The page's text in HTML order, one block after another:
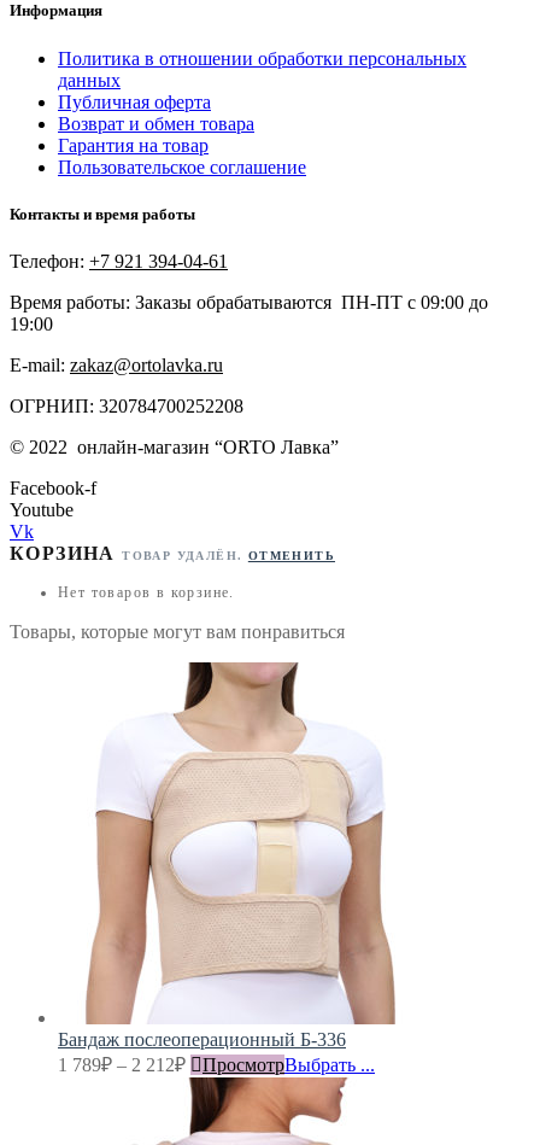
Информация
Политика в отношении обработки персональных
данных
Публичная оферта
Возврат и обмен товара
Гарантия на товар
Пользовательское соглашение
Контакты и время работы
Телефон: +7 921 394-04-61
Время работы: Заказы обрабатываются ПН-ПТ с 09:00 до
19:00
E-mail: zakaz@ortolavka.ru
ОГРНИП: 320784700252208
© 2022 онлайн-магазин “ORTO Лавка”
Facebook-f
Youtube
Vk
КОРЗИНАТОВАР УДАЛЁН. ОТМЕНИТЬ
Нет товаров в корзине.
Товары, которые могут вам понравиться
Бандаж послеоперационный Б-336
1 789₽ – 2 212₽ ПросмотрВыбрать ...